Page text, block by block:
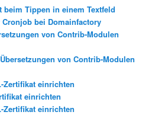
beim Tippen in einem Textfeld
Cronjob bei Domainfactory
von Contrib-Modulen
von Contrib-Modulen
Zertifikat einrichten
einrichten
Zertifikat einrichten